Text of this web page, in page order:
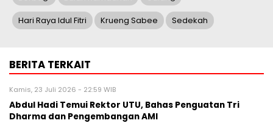
Hari Raya Idul Fitri Krueng Sabee Sedekah
BERITA TERKAIT
Kamis, 23 Juli 2026 - 22:59 WIB
Abdul Hadi Temui Rektor UTU, Bahas Penguatan Tri
Dharma dan Pengembangan AMI